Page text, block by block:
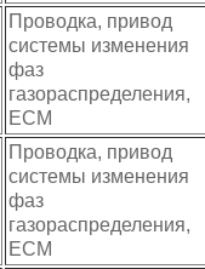
Проводка, привод
системы изменения
фаз
газораспределения,
ECM
Проводка, привод
системы изменения
фаз
газораспределения,
ECM